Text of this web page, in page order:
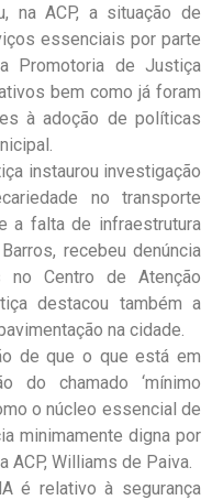
na ACP, a situação de
essenciais por parte
Promotoria de Justiça
bem como já foram
à adoção de políticas
instaurou investigação
no transporte
a falta de infraestrutura
recebeu denúncia
Centro de Atenção
destacou também a
na cidade.
de que o que está em
do chamado ‘mínimo
o núcleo essencial de
minimamente digna por
ACP, Williams de Paiva.
é relativo à segurança